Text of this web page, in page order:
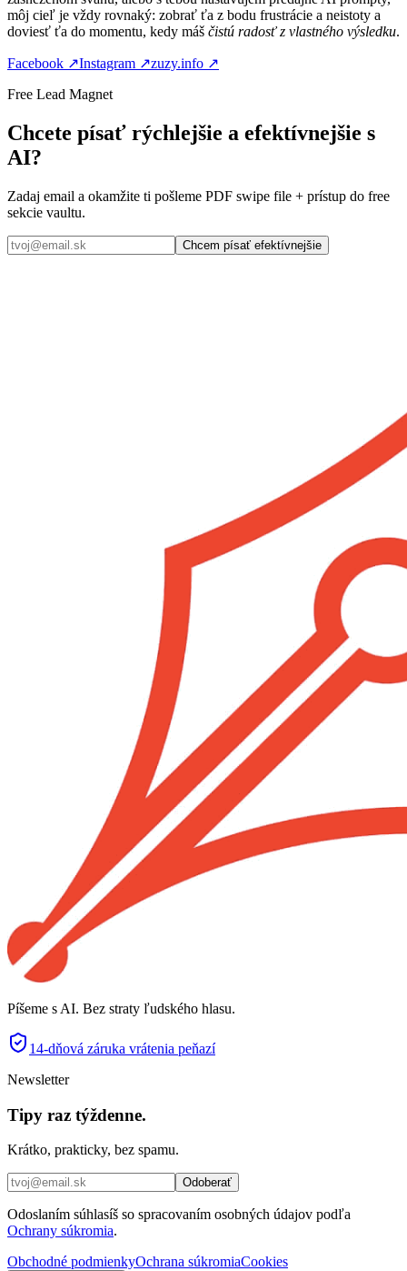
môj cieľ je vždy rovnaký: zobrať ťa z bodu frustrácie a neistoty a
doviesť ťa do momentu, kedy máš čistú radosť z vlastného výsledku.
Facebook ↗Instagram ↗zuzy.info ↗
Free Lead Magnet
Chcete písať rýchlejšie a efektívnejšie s
AI?
Zadaj email a okamžite ti pošleme PDF swipe file + prístup do free
sekcie vaultu.
Chcem písať efektívnejšie
Píšeme s AI. Bez straty ľudského hlasu.
14-dňová záruka vrátenia peňazí
Newsletter
Tipy raz týždenne.
Krátko, prakticky, bez spamu.
Odoberať
Odoslaním súhlasíš so spracovaním osobných údajov podľa
Ochrany súkromia.
Obchodné podmienkyOchrana súkromiaCookies